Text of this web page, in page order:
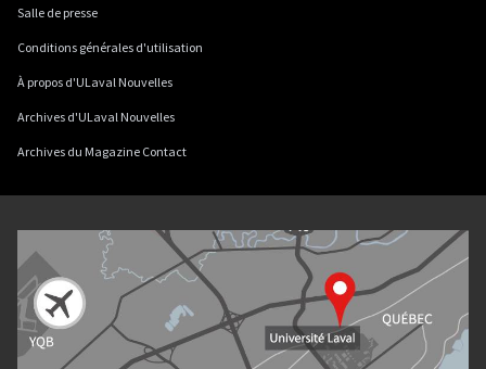
Salle de presse
Conditions générales d'utilisation
À propos d'ULaval Nouvelles
Archives d'ULaval Nouvelles
Archives du Magazine Contact